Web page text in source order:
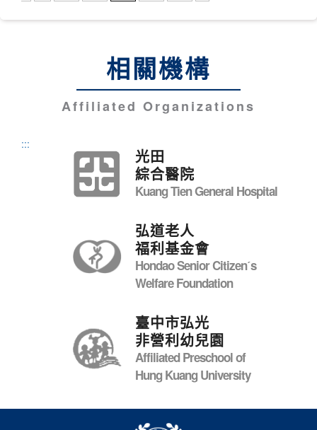
相關機構
Affiliated Organizations
:::
光田
綜合醫院
Kuang Tien General Hospital
弘道老人
福利基金會
Hondao Senior Citizenˊs
Welfare Foundation
臺中市弘光
非營利幼兒園
Affiliated Preschool of
Hung Kuang University